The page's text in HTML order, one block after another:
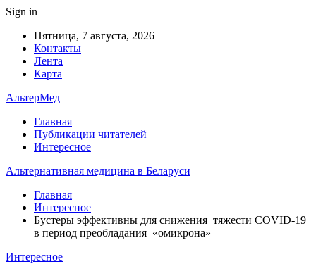
Sign in
Пятница, 7 августа, 2026
Контакты
Лента
Карта
АльтерМед
Главная
Публикации читателей
Интересное
Альтернативная медицина в Беларуси
Главная
Интересное
Бустеры эффективны для снижения тяжести COVID-19
в период преобладания «омикрона»
Интересное